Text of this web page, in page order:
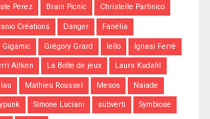
Perez Brain Picnic Christelle Partinico
Créations Danger Fanélia
Gigamic Grégory Grard Iello Ignasi Ferré
Aitken La Boîte de jeux Laura Kudahl
Mathieu Roussel Mesos Naiade
Simone Luciani subverti Symbiose